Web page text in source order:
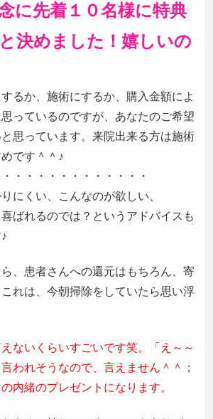
に先着１０名様に特典
決めました！嬉しいの
るか、施術にするか、購入金額によ
っているのですが、あなたのご希望
思っています。来院出来る方は施術
です＾＾♪
・・・・・・・・・・・・
にくい、こんなのが欲しい、
ばれるのでは？というアドバイスも
、患者さんへの還元はもちろん、寄
れは、今朝掃除をしていたら思い浮
ないくらいすごいです笑。「え～～
われそうなので、言えません＾＾；
内緒のプレゼントになります。